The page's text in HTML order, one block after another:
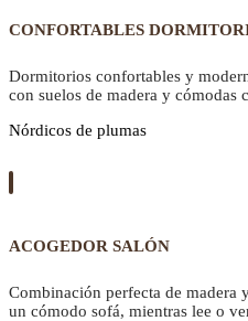
CONFORTABLES
Dormitorios confortables y
con suelos de madera y cómodas
Nórdicos de plumas
ACOGEDOR SALÓN
Combinación perfecta de madera
un cómodo sofá, mientras lee o